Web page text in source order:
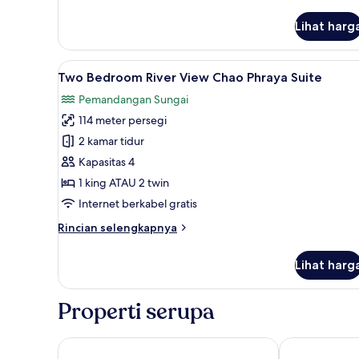
Junior
River
View
Lihat
Lihat
semua
foto
untuk
Two
Bedroom
River
View
Phraya
Two Bedroom River View
5
Two Bedroom River View Chao Phraya Suite
Pemandangan Sungai
114 meter persegi
2 kamar tidur
Kapasitas 4
1 king ATAU 2 twin
Internet berkabel gratis
Rincian selengkapnya
Rincian
Two
River
Chao
Lihat
Properti serupa
Royal Orchid Sheraton Riverside Hotel Bangkok
Avani+